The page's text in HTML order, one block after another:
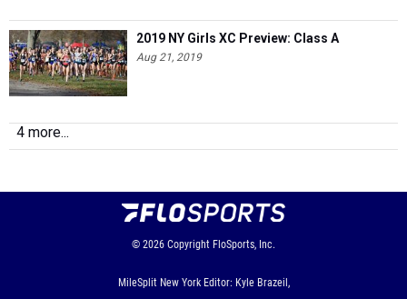
2019 NY Girls XC Preview: Class A
Aug 21, 2019
4 more...
© 2026 Copyright FloSports, Inc.
MileSplit New York Editor: Kyle Brazeil,